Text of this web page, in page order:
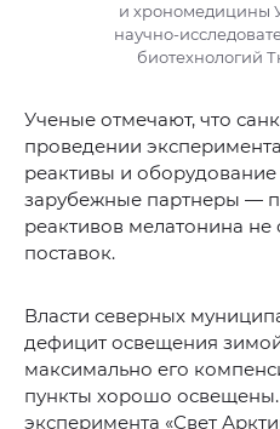
и хрономедицины
научно-
биотехнологий
Ученые отмечают, что
проведении
реактивы и оборудование
зарубежные партнеры —
реактивов мелатонина не
поставок.
Власти северных
дефицит освещения
максимально его
пункты хорошо
эксперимента «Свет